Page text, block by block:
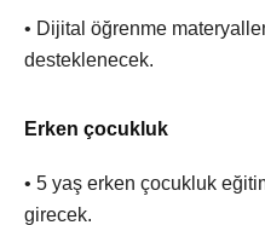
• Dijital öğrenme
desteklenecek.
Erken çocukluk
• 5 yaş erken çocukluk
girecek.